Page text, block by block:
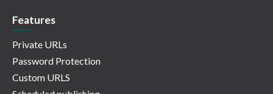
Features
Private URLs
Password Protection
Custom URLS